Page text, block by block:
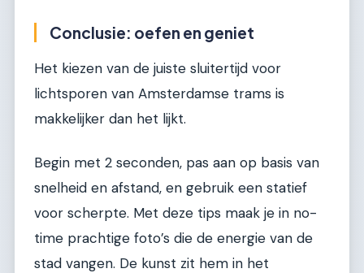
Conclusie: oefen en geniet
Het kiezen van de juiste sluitertijd voor
lichtsporen van Amsterdamse trams is
makkelijker dan het lijkt.
Begin met 2 seconden, pas aan op basis van
snelheid en afstand, en gebruik een statief
voor scherpte. Met deze tips maak je in no-
time prachtige foto’s die de energie van de
stad vangen. De kunst zit hem in het